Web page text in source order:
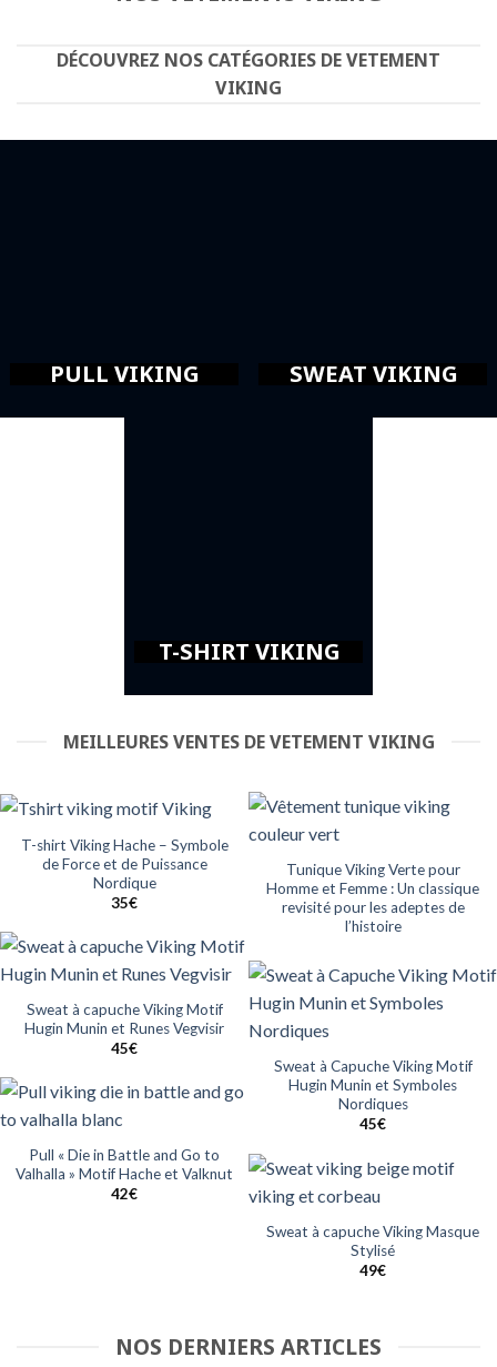
DÉCOUVREZ NOS CATÉGORIES DE VETEMENT
VIKING
PULL VIKING SWEAT VIKING
T-SHIRT VIKING
MEILLEURES VENTES DE VETEMENT VIKING
T-shirt Viking Hache – Symbole
de Force et de Puissance
Nordique
35€
Tunique Viking Verte pour
Homme et Femme : Un classique
revisité pour les adeptes de
l’histoire
Sweat à capuche Viking Motif
Hugin Munin et Runes Vegvisir
45€
Sweat à Capuche Viking Motif
Hugin Munin et Symboles
Nordiques
45€
Pull « Die in Battle and Go to
Valhalla » Motif Hache et Valknut
42€
Sweat à capuche Viking Masque
Stylisé
49€
NOS DERNIERS ARTICLES